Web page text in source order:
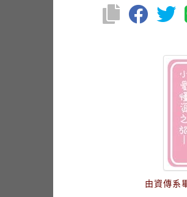
由資傳系